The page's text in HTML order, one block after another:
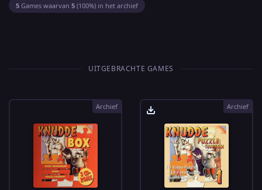
5 Games waarvan5 (100%) in het archief
UITGEBRACHTE GAMES
Archief Archief